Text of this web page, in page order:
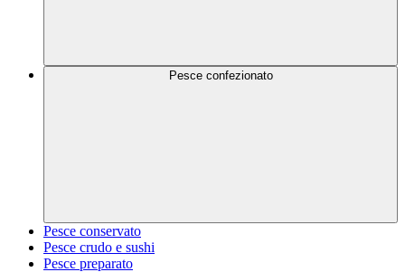
Pesce confezionato
Pesce conservato
Pesce crudo e sushi
Pesce preparato